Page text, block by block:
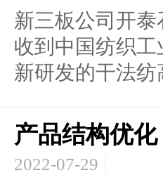
新三板公司开
收到中国纺织
新研发的干法纺
产品结构优
2022-07-29